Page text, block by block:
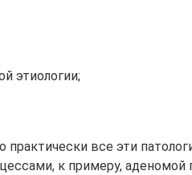
этиологии;
практически все эти
к примеру, аденомой